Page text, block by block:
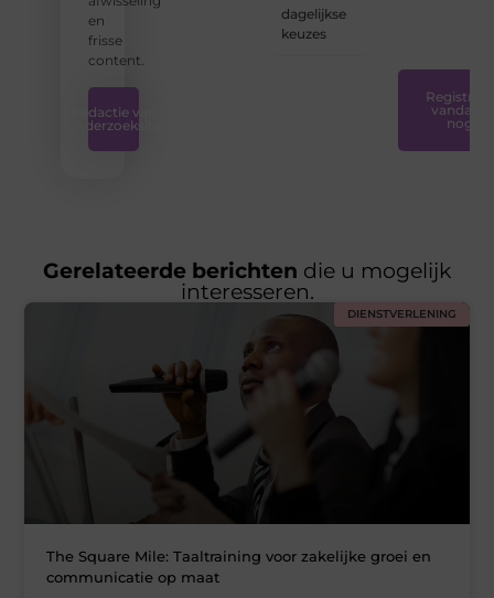
en
frisse
content.
Redactie van
Onderzoeksite
dagelijkse
keuzes
Registreer
vandaag
nog
Gerelateerde berichten die u mogelijk
interesseren.
DIENSTVERLENING
The Square Mile: Taaltraining voor zakelijke groei en
communicatie op maat